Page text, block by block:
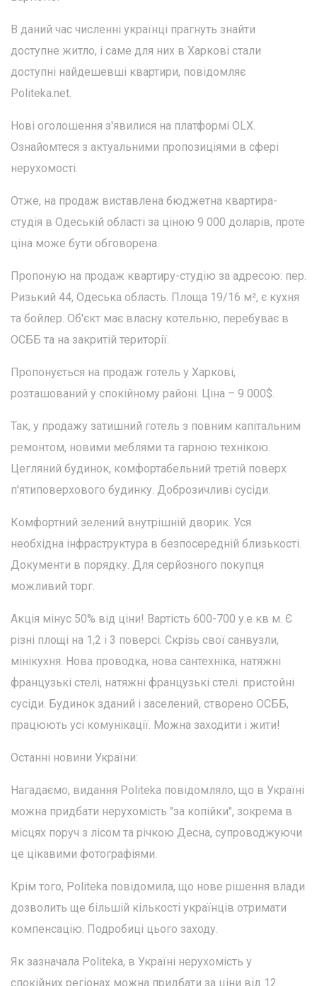
В даний час численні українці прагнуть знайти
доступне житло, і саме для них в Харкові стали
доступні найдешевші квартири, повідомляє
Politeka.net.
Нові оголошення з'явилися на платформі OLX.
Ознайомтеся з актуальними пропозиціями в сфері
нерухомості.
Отже, на продаж виставлена бюджетна квартира-
студія в Одеській області за ціною 9 000 доларів, проте
ціна може бути обговорена.
Пропоную на продаж квартиру-студію за адресою: пер.
Ризький 44, Одеська область. Площа 19/16 м², є кухня
та бойлер. Об'єкт має власну котельню, перебуває в
ОСББ та на закритій території.
Пропонується на продаж готель у Харкові,
розташований у спокійному районі. Ціна – 9 000$.
Так, у продажу затишний готель з повним капітальним
ремонтом, новими меблями та гарною технікою.
Цегляний будинок, комфортабельний третій поверх
п'ятиповерхового будинку. Доброзичливі сусіди.
Комфортний зелений внутрішній дворик. Уся
необхідна інфраструктура в безпосередній близькості.
Документи в порядку. Для серйозного покупця
можливий торг.
Акція мінус 50% від ціни! Вартість 600-700 у.е кв м. Є
різні площі на 1,2 і 3 поверсі. Скрізь свої санвузли,
мінікухня. Нова проводка, нова сантехніка, натяжні
французькі стелі, натяжні французькі стелі. пристойні
сусіди. Будинок зданий і заселений, створено ОСББ,
працюють усі комунікації. Можна заходити і жити!
Останні новини України:
Нагадаємо, видання Politeka повідомляло, що в Україні
можна придбати нерухомість "за копійки", зокрема в
місцях поруч з лісом та річкою Десна, супроводжуючи
це цікавими фотографіями.
Крім того, Politeka повідомила, що нове рішення влади
дозволить ще більшій кількості українців отримати
компенсацію. Подробиці цього заходу.
Як зазначала Politeka, в Україні нерухомість у
спокійних регіонах можна придбати за ціни від 12